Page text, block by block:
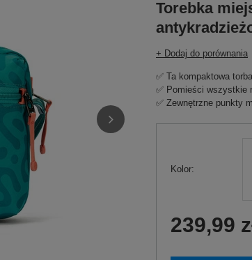
Torebka
+ Dodaj do porównania
✅ Ta kompaktowa
✅ Pomieści wszystkie
✅ Zewnętrzne punkty
Kolor
239,99